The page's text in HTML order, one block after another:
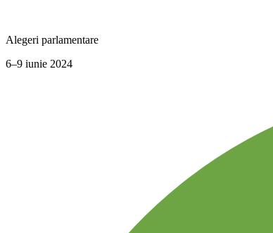
Alegeri parlamentare
6–9 iunie 2024